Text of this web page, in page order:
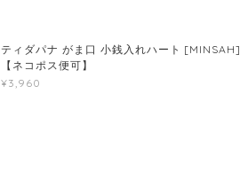
ティダパナ がま口 小銭入れハート [MINSAH]
【ネコポス便可】
¥3,960